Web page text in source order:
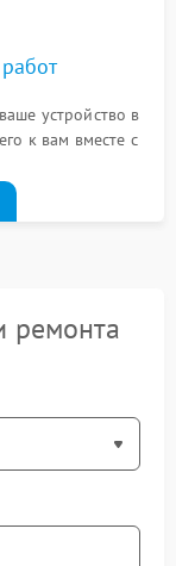
устройство в
к вам вместе с
ремонта